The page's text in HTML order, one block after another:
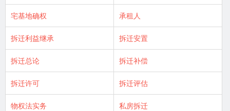
宅基地确权 承租人
拆迁利益继承 拆迁安置
拆迁总论 拆迁补偿
拆迁许可 拆迁评估
物权法实务 私房拆迁